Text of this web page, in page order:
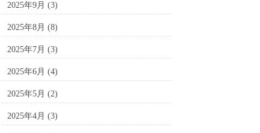
2025年9月 (3)
2025年8月 (8)
2025年7月 (3)
2025年6月 (4)
2025年5月 (2)
2025年4月 (3)